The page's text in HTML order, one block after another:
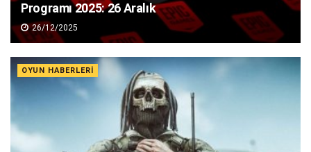
Programı 2025: 26 Aralık
26/12/2025
OYUN HABERLERI